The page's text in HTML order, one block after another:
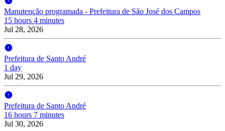
Manutenção programada - Prefeitura de São José dos Campos
15 hours 4 minutes
Jul 28, 2026
Prefeitura de Santo André
1 day
Jul 29, 2026
Prefeitura de Santo André
16 hours 7 minutes
Jul 30, 2026